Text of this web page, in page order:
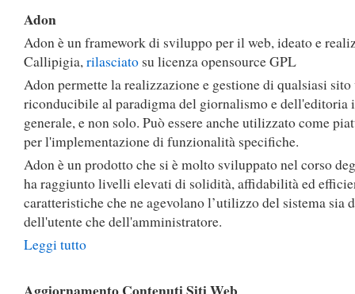
Adon
Adon è un framework di sviluppo per il web, ideato e
Callipigia,rilasciato su licenza opensource GPL
Adon permette la realizzazione e gestione di qualsiasi sito
riconducibile al paradigma del giornalismo e dell'editoria
generale, e non solo. Può essere anche utilizzato come
per l'implementazione di funzionalità specifiche.
Adon è un prodotto che si è molto sviluppato nel corso
ha raggiunto livelli elevati di solidità, affidabilità ed
caratteristiche che ne agevolano l’utilizzo del sistema sia
dell'utente che dell'amministratore.
Leggi tutto